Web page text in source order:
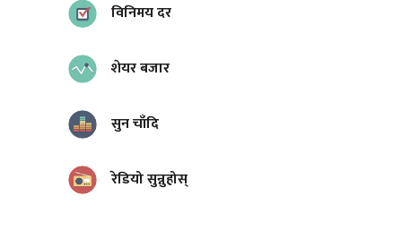
विनिमय दर
शेयर बजार
सुन चाँदि
रेडियो सुन्नुहोस्